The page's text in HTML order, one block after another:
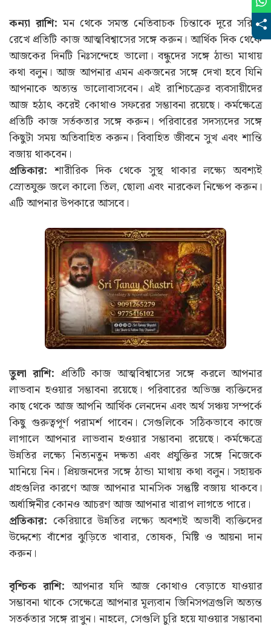
কন্যা রাশি: মন থেকে সমস্ত নেতিবাচক চিন্তাকে দূরে সরিয়ে
রেখে প্রতিটি কাজ আত্মবিশ্বাসের সঙ্গে করুন। আর্থিক দিক থেকে
আজকের দিনটি নিঃসন্দেহে ভালো। বন্ধুদের সঙ্গে ঠান্ডা মাথায়
কথা বলুন। আজ আপনার এমন একজনের সঙ্গে দেখা হবে যিনি
আপনাকে অত্যন্ত ভালোবাসবেন। এই রাশিচক্রের ব্যবসায়ীদের
আজ হঠাৎ করেই কোথাও সফরের সম্ভাবনা রয়েছে। কর্মক্ষেত্রে
প্রতিটি কাজ সর্তকতার সঙ্গে করুন। পরিবারের সদস্যদের সঙ্গে
কিছুটা সময় অতিবাহিত করুন। বিবাহিত জীবনে সুখ এবং শান্তি
বজায় থাকবেন।
প্রতিকার: শারীরিক দিক থেকে সুস্থ থাকার লক্ষ্যে অবশ্যই
স্রোতযুক্ত জলে কালো তিল, ছোলা এবং নারকেল নিক্ষেপ করুন।
এটি আপনার উপকারে আসবে।
তুলা রাশি: প্রতিটি কাজ আত্মবিশ্বাসের সঙ্গে করলে আপনার
লাভবান হওয়ার সম্ভাবনা রয়েছে। পরিবারের অভিজ্ঞ ব্যক্তিদের
কাছ থেকে আজ আপনি আর্থিক লেনদেন এবং অর্থ সঞ্চয় সম্পর্কে
কিছু গুরুত্বপূর্ণ পরামর্শ পাবেন। সেগুলিকে সঠিকভাবে কাজে
লাগালে আপনার লাভবান হওয়ার সম্ভাবনা রয়েছে। কর্মক্ষেত্রে
উন্নতির লক্ষ্যে নিত্যনতুন দক্ষতা এবং প্রযুক্তির সঙ্গে নিজেকে
মানিয়ে নিন। প্রিয়জনদের সঙ্গে ঠান্ডা মাথায় কথা বলুন। সহায়ক
গ্রহগুলির কারণে আজ আপনার মানসিক সন্তুষ্টি বজায় থাকবে।
অর্ধাঙ্গিনীর কোনও আচরণ আজ আপনার খারাপ লাগতে পারে।
প্রতিকার: কেরিয়ারে উন্নতির লক্ষ্যে অবশ্যই অভাবী ব্যক্তিদের
উদ্দেশ্যে বাঁশের ঝুড়িতে খাবার, তোষক, মিষ্টি ও আয়না দান
করুন।
বৃশ্চিক রাশি: আপনার যদি আজ কোথাও বেড়াতে যাওয়ার
সম্ভাবনা থাকে সেক্ষেত্রে আপনার মূল্যবান জিনিসপত্রগুলি অত্যন্ত
সতর্কতার সঙ্গে রাখুন। নাহলে, সেগুলি চুরি হয়ে যাওয়ার সম্ভাবনা